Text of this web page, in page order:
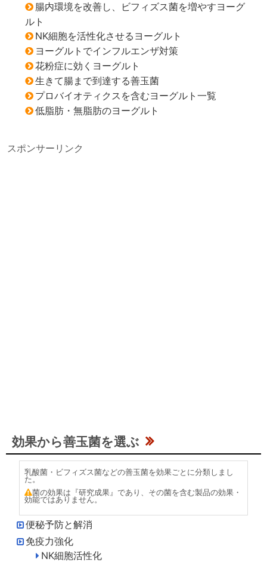
腸内環境を改善し、ビフィズス菌を増やすヨーグ
ルト
NK細胞を活性化させるヨーグルト
ヨーグルトでインフルエンザ対策
花粉症に効くヨーグルト
生きて腸まで到達する善玉菌
プロバイオティクスを含むヨーグルト一覧
低脂肪・無脂肪のヨーグルト
スポンサーリンク
効果から善玉菌を選ぶ
乳酸菌・ビフィズス菌などの善玉菌を効果ごとに分類しまし
た。
菌の効果は『研究成果』であり、その菌を含む製品の効果・
効能ではありません。
便秘予防と解消
免疫力強化
NK細胞活性化